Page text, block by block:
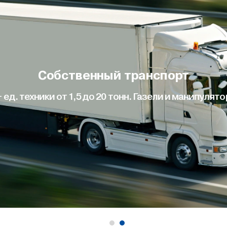
Собственный транспорт
ед. техники от 1,5 до 20 тонн. Газели и